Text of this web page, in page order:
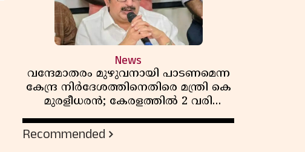
News
വന്ദേമാതരം മുഴുവനായി പാടണമെന്ന
കേന്ദ്ര നിർദേശത്തിനെതിരെ മന്ത്രി കെ
മുരളീധരൻ; കേരളത്തിൽ 2 വരി
മാത്രമേ ഉണ്ടാകൂ എന്ന് പ്രതികരണം
Recommended